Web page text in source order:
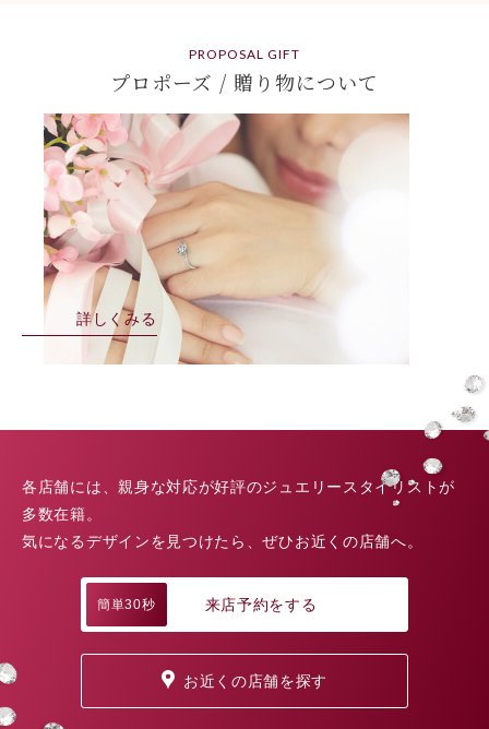
PROPOSAL GIFT
プロポーズ / 贈り物について
詳しくみる
各店舗には、親身な対応が好評のジュエリースタイリストが
多数在籍。
気になるデザインを見つけたら、ぜひお近くの店舗へ。
簡単30秒 来店予約をする
お近くの店舗を探す